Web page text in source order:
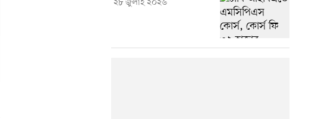
২৮ জুলাই ২০২৬